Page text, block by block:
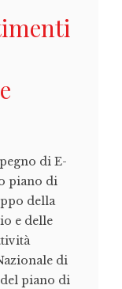
di E-
piano di
della
e delle
di
piano di